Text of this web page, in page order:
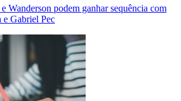
Wanderson podem ganhar sequência com
e Gabriel Pec